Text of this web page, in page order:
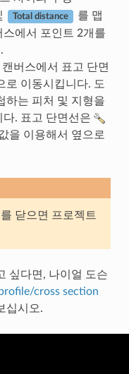
Total distance
를 맵
에서 포인트 2개를
캔버스에서 표고 단면
로 이동시킵니다. 도
하는 피처 및 지형을
. 표고 단면선은
을 이용해서 옆으로
닫으면 프로젝트
싶다면, 나이얼 도슨
cross section
십시오.